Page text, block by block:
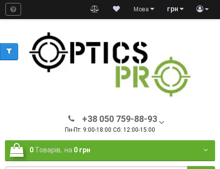
грн
Мова
+38 050 759-88-93
Пн-Пт: 9:00-18:00 Сб: 12:00-15:00
0 Товарів, на 0 грн